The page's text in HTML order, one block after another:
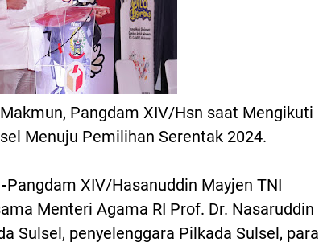
Pangdam XIV/Hsn saat Mengikuti
Menuju Pemilihan Serentak 2024.
Pangdam XIV/Hasanuddin Mayjen TNI
Menteri Agama RI Prof. Dr. Nasaruddin
Sulsel, penyelenggara Pilkada Sulsel, para